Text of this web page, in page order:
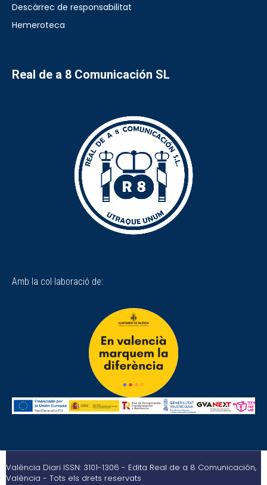
Descàrrec de responsabilitat
Hemeroteca
Real de a 8 Comunicación SL
Amb la col·laboració de:
València Diari ISSN: 3101-1306 - Edita Real de a 8 Comunicación,
València - Tots els drets reservats